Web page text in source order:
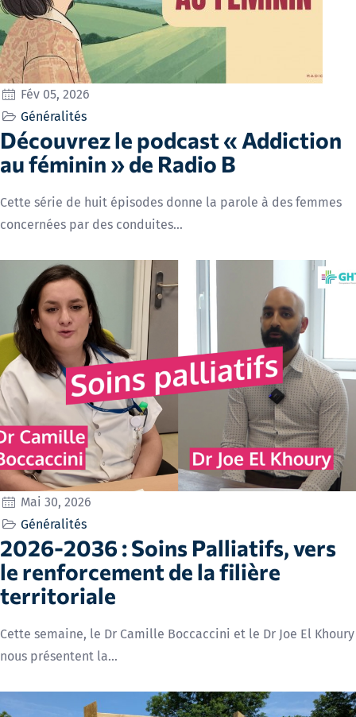
Fév 05, 2026
Généralités
Découvrez le podcast « Addiction
au féminin » de Radio B
Cette série de huit épisodes donne la parole à des femmes
concernées par des conduites…
Mai 30, 2026
Généralités
2026-2036 : Soins Palliatifs, vers
le renforcement de la filière
territoriale
Cette semaine, le Dr Camille Boccaccini et le Dr Joe El Khoury
nous présentent la…